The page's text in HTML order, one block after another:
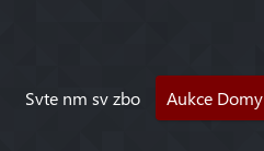
Svte nm sv zbo Aukce Domy